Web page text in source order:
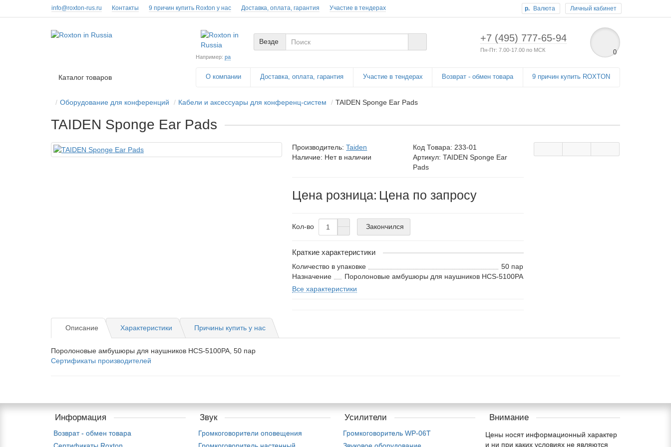
Личный кабинет
р. Валюта
info@roxton-rus.ru Контакты 9 причин купить Roxton у нас Доставка, оплата, гарантия Участие в тендерах
+7 (495) 777-65-94
Пн-Пт: 7.00-17.00 по МСК 0
Везде
Например: pa
О компании Доставка, оплата, гарантия Участие в тендерах Возврат - обмен товара 9 причин купить ROXTON
Каталог товаров
Оборудование для конференций Кабели и аксессуары для конференц-систем TAIDEN Sponge Ear Pads
TAIDEN Sponge Ear Pads
Производитель:Taiden Код Товара: 233-01
Наличие: Нет в наличии
Артикул: TAIDEN Sponge Ear
Pads
Цена розница: Цена по запросу
Кол-во Закончился
Краткие характеристики
Количество в упаковке
50 пар
Назначение
Поролоновые амбушюры для наушников HCS-5100PA
Все характеристики
Описание Характеристики Причины купить у нас
Поролоновые амбушюры для наушников HCS-5100PA, 50 пар
Сертификаты производителей
Информация
Возврат - обмен товара
Звук
Громкоговорители оповещения
Усилители
Громкоговоритель WP-06T
Внимание
Цены носят информационный характер
и ни при каких условиях не являются